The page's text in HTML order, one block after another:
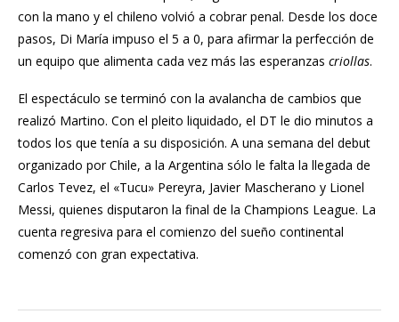
con la mano y el chileno volvió a cobrar penal. Desde los doce
pasos, Di María impuso el 5 a 0, para afirmar la perfección de
un equipo que alimenta cada vez más las esperanzas criollas.
El espectáculo se terminó con la avalancha de cambios que
realizó Martino. Con el pleito liquidado, el DT le dio minutos a
todos los que tenía a su disposición. A una semana del debut
organizado por Chile, a la Argentina sólo le falta la llegada de
Carlos Tevez, el «Tucu» Pereyra, Javier Mascherano y Lionel
Messi, quienes disputaron la final de la Champions League. La
cuenta regresiva para el comienzo del sueño continental
comenzó con gran expectativa.